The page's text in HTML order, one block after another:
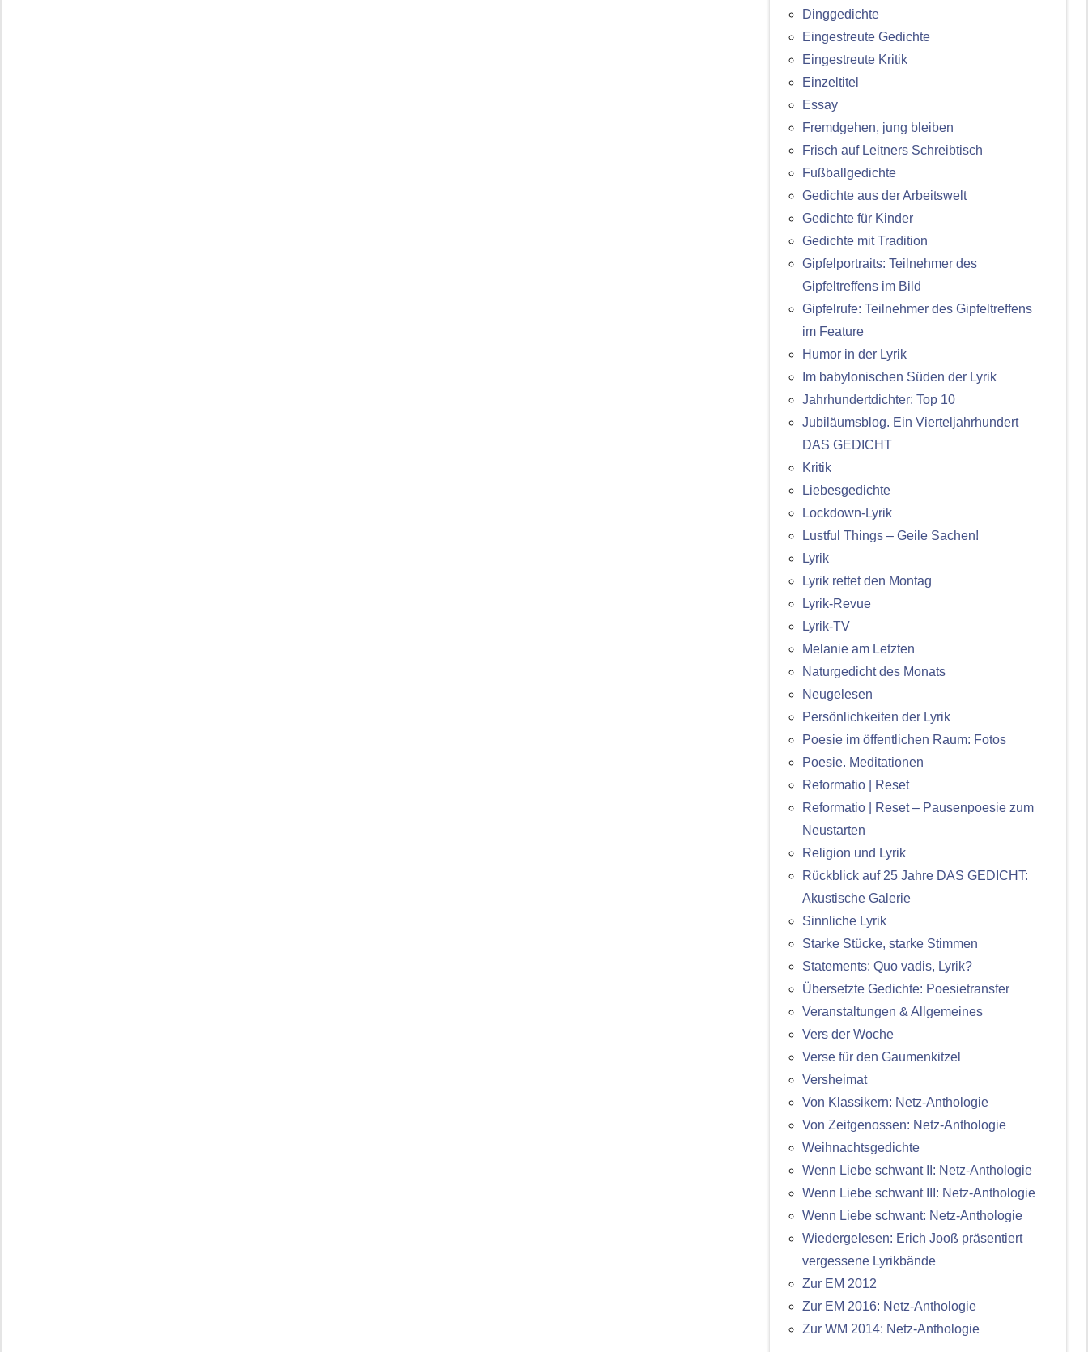
Dinggedichte
Eingestreute Gedichte
Eingestreute Kritik
Einzeltitel
Essay
Fremdgehen, jung bleiben
Frisch auf Leitners Schreibtisch
Fußballgedichte
Gedichte aus der Arbeitswelt
Gedichte für Kinder
Gedichte mit Tradition
Gipfelportraits: Teilnehmer des
Gipfeltreffens im Bild
Gipfelrufe: Teilnehmer des Gipfeltreffens
im Feature
Humor in der Lyrik
Im babylonischen Süden der Lyrik
Jahrhundertdichter: Top 10
Jubiläumsblog. Ein Vierteljahrhundert
DAS GEDICHT
Kritik
Liebesgedichte
Lockdown-Lyrik
Lustful Things – Geile Sachen!
Lyrik
Lyrik rettet den Montag
Lyrik-Revue
Lyrik-TV
Melanie am Letzten
Naturgedicht des Monats
Neugelesen
Persönlichkeiten der Lyrik
Poesie im öffentlichen Raum: Fotos
Poesie. Meditationen
Reformatio | Reset
Reformatio | Reset – Pausenpoesie zum
Neustarten
Religion und Lyrik
Rückblick auf 25 Jahre DAS GEDICHT:
Akustische Galerie
Sinnliche Lyrik
Starke Stücke, starke Stimmen
Statements: Quo vadis, Lyrik?
Übersetzte Gedichte: Poesietransfer
Veranstaltungen & Allgemeines
Vers der Woche
Verse für den Gaumenkitzel
Versheimat
Von Klassikern: Netz-Anthologie
Von Zeitgenossen: Netz-Anthologie
Weihnachtsgedichte
Wenn Liebe schwant II: Netz-Anthologie
Wenn Liebe schwant III: Netz-Anthologie
Wenn Liebe schwant: Netz-Anthologie
Wiedergelesen: Erich Jooß präsentiert
vergessene Lyrikbände
Zur EM 2012
Zur EM 2016: Netz-Anthologie
Zur WM 2014: Netz-Anthologie